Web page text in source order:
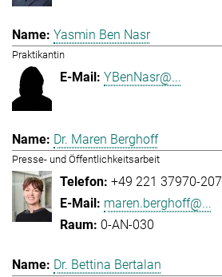
Yasmin Ben Nasr
Praktikantin
YBenNasr@...
Dr. Maren Berghoff
Presse- und Öffentlichkeitsarbeit
+49 221 37970-207
maren.berghoff@...
0-AN-030
Dr. Bettina Bertalan